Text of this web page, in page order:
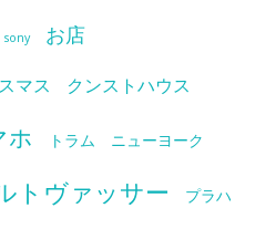
sony
お店
マス クンストハウス
ホ トラム ニューヨーク
トヴァッサー プラハ